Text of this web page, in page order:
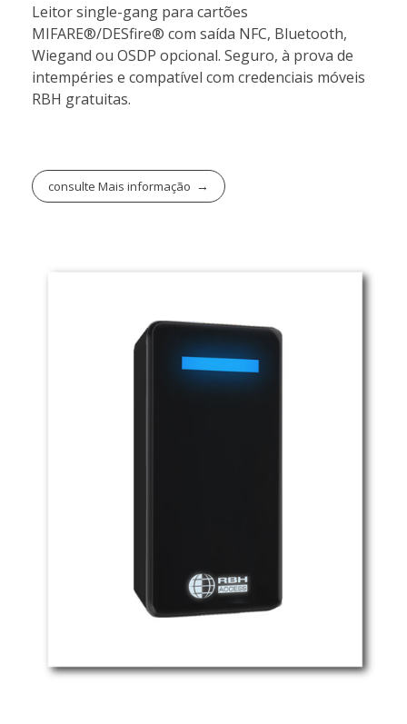
Leitor single-gang para cartões
MIFARE®/DESfire® com saída NFC, Bluetooth,
Wiegand ou OSDP opcional. Seguro, à prova de
intempéries e compatível com credenciais móveis
RBH gratuitas.
consulte Mais informação